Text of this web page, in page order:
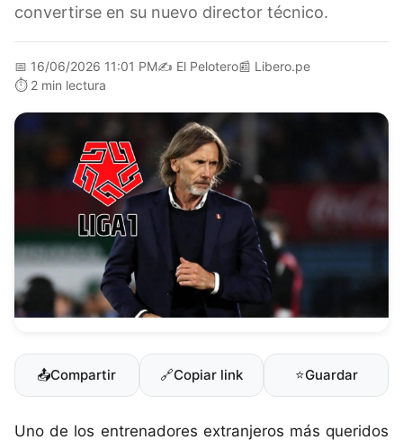
convertirse en su nuevo director técnico.
📅 16/06/2026 11:01 PM✍️ El Pelotero📰 Libero.pe
⏱️ 2 min lectura
📤Compartir 🔗Copiar link ⭐Guardar
Uno de los entrenadores extranjeros más queridos